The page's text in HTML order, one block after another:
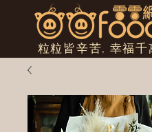
粒粒皆辛苦, 幸福千